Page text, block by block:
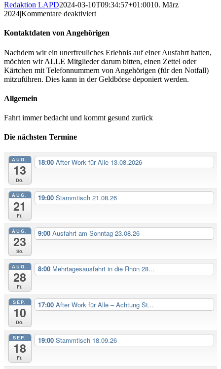
Redaktion LAPD2024-03-10T09:34:57+01:0010. März
2024|Kommentare deaktiviertfür
Kontaktdaten von Angehörigen
Nachdem wir ein unerfreuliches Erlebnis auf einer Ausfahrt hatten,
möchten wir ALLE Mitglieder darum bitten, einen Zettel oder
Kärtchen mit Telefonnummern von Angehörigen (für den Notfall)
mitzuführen. Dies kann in der Geldbörse deponiert werden.
Allgemein
Fahrt immer bedacht und kommt gesund zurück
Die nächsten Termine
AUG.
13
Do.
18:00 After Work für Alle 13.08.2026
AUG.
21
Fr.
19:00 Stammtisch 21.08.26
AUG.
23
So.
9:00 Ausfahrt am Sonntag 23.08.26
AUG.
28
Fr.
8:00 Mehrtagesausfahrt in die Rhön 28...
SEP.
10
Do.
17:00 After Work für Alle – Achtung St...
SEP.
18
Fr.
19:00 Stammtisch 18.09.26